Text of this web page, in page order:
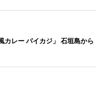
カレー パイカジ」 石垣島から